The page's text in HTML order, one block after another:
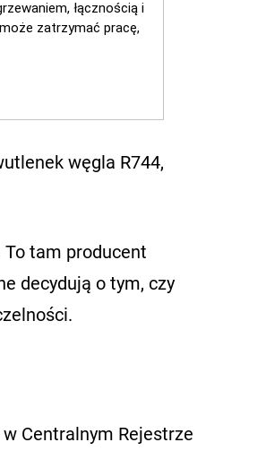
węgla R744,
tam producent
decydują o tym, czy
Centralnym Rejestrze